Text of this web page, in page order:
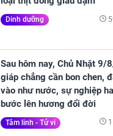
Dinh dưỡng
Sau hôm nay, Chủ Nhật 9/
giáp chẳng cần bon chen,
vào như nước, sự nghiệp
bước lên hương đổi đời
Tâm linh - Tử vi 1